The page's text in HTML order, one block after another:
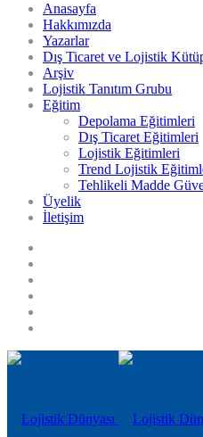
Anasayfa
Hakkımızda
Yazarlar
Dış Ticaret ve Lojistik
Arşiv
Lojistik Tanıtım Grubu
Eğitim
Depolama Eğitimleri
Dış Ticaret Eğitimleri
Lojistik Eğitimleri
Trend Lojistik
Tehlikeli Madde
Üyelik
İletişim